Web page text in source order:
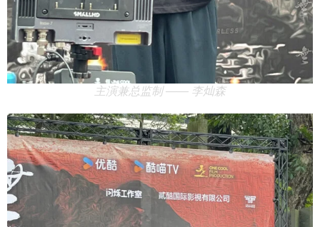
主演兼总监制 —— 李灿森